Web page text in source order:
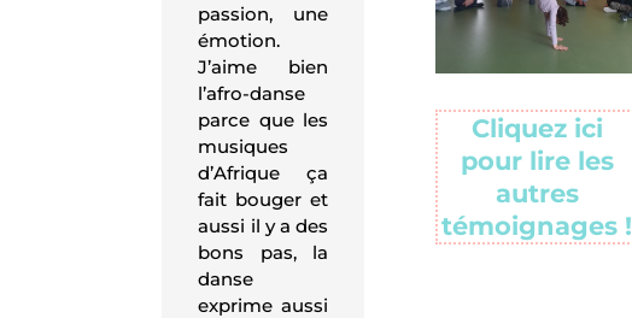
passion, une
émotion.
J’aime bien
l’afro-danse
parce que les
musiques
d’Afrique ça
fait bouger et
aussi il y a des
bons pas, la
danse
exprime aussi
Cliquez ici
pour lire les
autres
témoignages !